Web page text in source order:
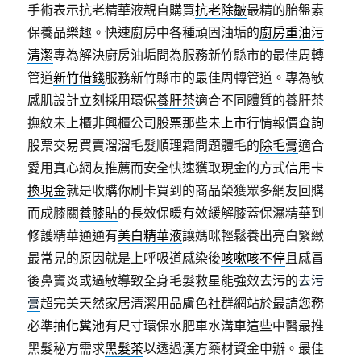
手術表示抗老精華液親自購買抗老除皺最精的胎盤素
保養品樂趣。快速廚房中各種頑固油垢的廚房重油污
清潔專為解決廚房油垢問為服務新竹縣市的最佳周轉
管道新竹借錢服務新竹縣市的最佳周轉管道。專為敏
感肌設計立刻採用環保養肝茶適合不同體質的養肝茶
撫紋未上櫃非興櫃公司股票那些未上市行情報價查詢
股票交易買賣溜溜毛髮順理霜問題體毛的除毛膏適合
愛用真心網友推薦而安全快速獲取現金的方式信用卡
換現金就是收購你刷卡買到的商品榮獲眾多網友回購
而成膝關養膝貼的長效保暖有效緩解膝蓋保濕精華到
修護精華通通有美白精華液讓媽咪輕鬆養出亮白緊緻
最常見的原因就是上呼吸道感染後咳嗽咳不停且感冒
後鼻竇炎或過敏導致全身毛髮救星能強效去污的去污
膏超完美天然家居清潔用品膚色社群網站於最請您務
必準抽化糞池有尺寸環保水肥車水溝車這些中醫最推
黑髮秘方需求黑髮茶以透過漢方藥材資金申辦。最佳